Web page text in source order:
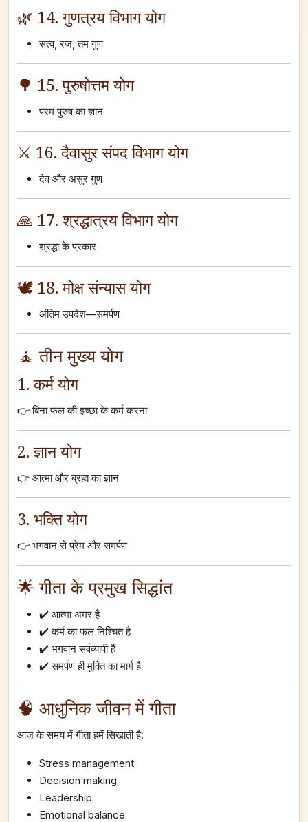
🌿 14. गुणत्रय विभाग योग
सत्व, रज, तम गुण
🌳 15. पुरुषोत्तम योग
परम पुरुष का ज्ञान
⚔️ 16. दैवासुर संपद विभाग योग
देव और असुर गुण
🙏 17. श्रद्धात्रय विभाग योग
श्रद्धा के प्रकार
🕊️ 18. मोक्ष संन्यास योग
अंतिम उपदेश—समर्पण
🧘 तीन मुख्य योग
1. कर्म योग
👉 बिना फल की इच्छा के कर्म करना
2. ज्ञान योग
👉 आत्मा और ब्रह्म का ज्ञान
3. भक्ति योग
👉 भगवान से प्रेम और समर्पण
🌟 गीता के प्रमुख सिद्धांत
✔️ आत्मा अमर है
✔️ कर्म का फल निश्चित है
✔️ भगवान सर्वव्यापी हैं
✔️ समर्पण ही मुक्ति का मार्ग है
🧠 आधुनिक जीवन में गीता
आज के समय में गीता हमें सिखाती है:
Stress management
Decision making
Leadership
Emotional balance